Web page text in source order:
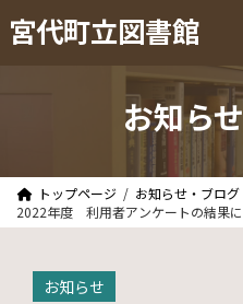
ン
ビ宮代町立図書館
お知ら
トップページ お知らせ・ブログ
2022年度 利用者アンケートの結果
お知らせ